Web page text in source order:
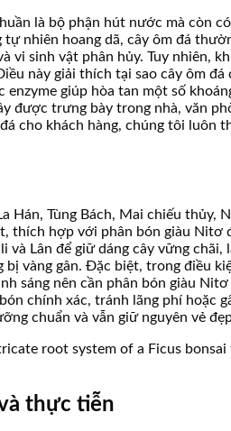
là bộ phận hút nước mà còn
nhiên hoang dã, cây ôm đá
sinh vật phân hủy. Tuy nhiên,
này giải thích tại sao cây ôm
giúp hòa tan một số
được trưng bày trong nhà, văn
cho khách hàng, chúng tôi
Hán, Tùng Bách, Mai chiếu thủy,
thích hợp với phân bón giàu
Lân để giữ dáng cây vững chãi,
vàng gân. Đặc biệt, trong điều
sáng nên cần phân bón giàu
chính xác, tránh lãng phí hoặc
chuẩn và vẫn giữ nguyên vẻ
thực tiễn